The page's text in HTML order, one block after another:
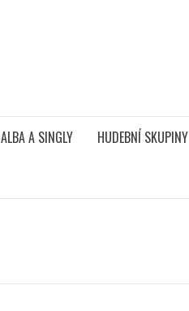
ALBA A SINGLY HUDEBNÍ SKUPINY